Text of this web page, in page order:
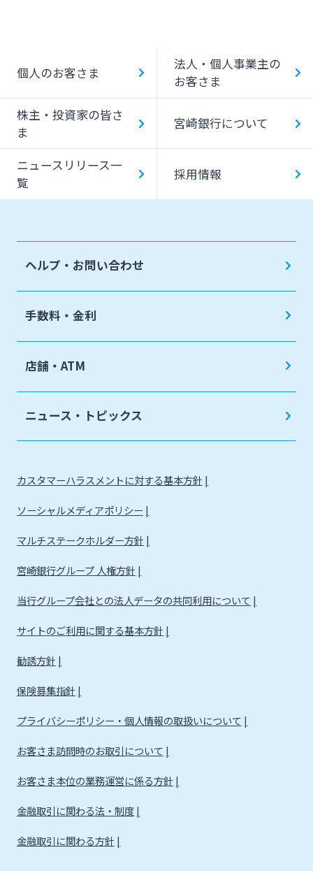
個人のお客さま
法人・個人事業主の
お客さま
株主・投資家の皆さ
ま
宮崎銀行について
ニュースリリース一
覧
採用情報
ヘルプ・お問い合わせ
手数料・金利
店舗・ATM
ニュース・トピックス
カスタマーハラスメントに対する基本方針
ソーシャルメディアポリシー
マルチステークホルダー方針
宮崎銀行グループ 人権方針
当行グループ会社との法人データの共同利用について
サイトのご利用に関する基本方針
勧誘方針
保険募集指針
プライバシーポリシー・個人情報の取扱いについて
お客さま訪問時のお取引について
お客さま本位の業務運営に係る方針
金融取引に関わる法・制度
金融取引に関わる方針